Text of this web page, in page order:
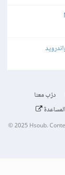
درّب معنا
© 2025 Hsoub.